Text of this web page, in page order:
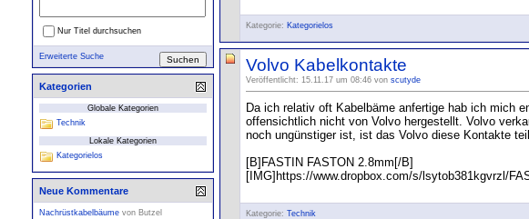
Kategorie: Kategorielos
Volvo Kabelkontakte
Veröffentlicht: 15.11.17 um 08:46 von scutyde
Da ich relativ oft Kabelbäme anfertige hab ich mich
offensichtlich nicht von Volvo hergestellt. Volvo
noch ungünstiger ist, ist das Volvo diese Kontakte
[B]FASTIN FASTON 2.8mm[/B]
[IMG]https://www.dropbox.com/s/lsytob381kgvrzl/
Kategorie: Technik
Nur Titel durchsuchen
Erweiterte Suche
Kategorien
Globale Kategorien
Technik
Lokale Kategorien
Kategorielos
Neue Kommentare
Nachrüstkabelbäume von Butzel